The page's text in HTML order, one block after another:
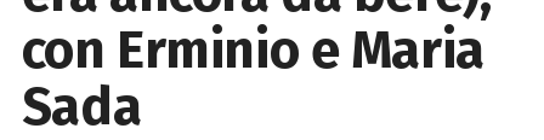
con Erminio e Maria
Sada